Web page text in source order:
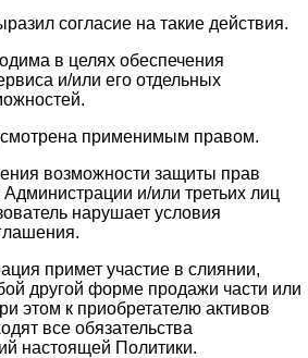
согласие на такие действия.
в целях обеспечения
и/или его отдельных
применимым правом.
возможности защиты прав
и/или третьих лиц
нарушает условия
примет участие в слиянии,
другой форме продажи части или
этом к приобретателю активов
все обязательства
настоящей Политики.